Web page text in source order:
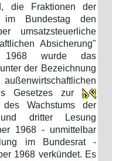
die Fraktionen der
im Bundestag den
umsatzsteuerliche
Absicherung"
wurde das
der Bezeichnung
Gesetzes zur
Wachstums der
dritter Lesung
1968 - unmittelbar
im Bundesrat -
1968 verkündet. Es